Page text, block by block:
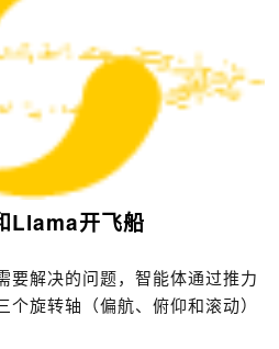
Llama开飞船
要解决的问题，智能体通过推力
旋转轴（偏航、俯仰和滚动）